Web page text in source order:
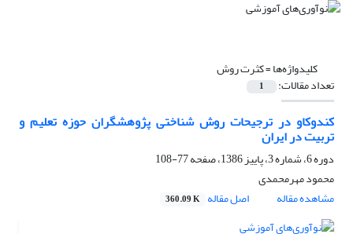
کلیدواژه‌ها =کثرت روش
تعداد مقالات: 1
کندوکاو در ترجیحات روش شناختی پژوهشگران حوزه تعلیم و
تربیت در ایران
دوره 6، شماره 3، پاییز 1386، صفحه
77-108
محمود مهرمحمدی
مشاهده مقاله
اصل مقاله 360.09 K